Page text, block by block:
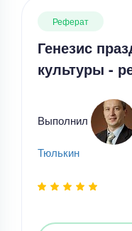
Реферат
Генезис
культуры -
Выполнил
Тюлькин
Цена 3800 ₽
Реферат –
Уникальность60%